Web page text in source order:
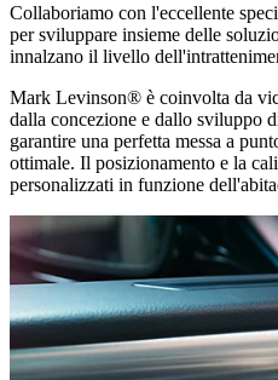
Collaboriamo con l'eccellente
per sviluppare insieme delle
innalzano il livello
Mark Levinson® è coinvolta da
dalla concezione e dallo sviluppo
garantire una perfetta messa a
ottimale. Il posizionamento e la
personalizzati in funzione